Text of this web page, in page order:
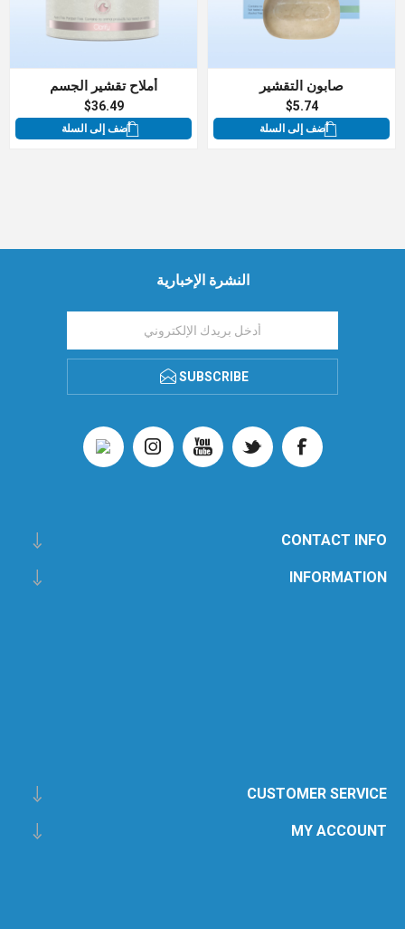
صابون التقشير
$5.74
أضف إلى السلة
أملاح تقشير الجسم
$36.49
أضف إلى السلة
النشرة الإخبارية
SUBSCRIBE
CONTACT INFO
INFORMATION
CUSTOMER SERVICE
MY ACCOUNT